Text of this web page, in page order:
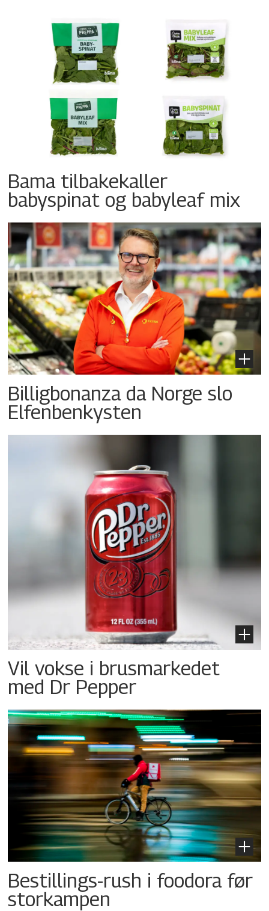
Bama tilbakekaller
babyspinat og babyleaf mix
Billigbonanza da Norge slo
Elfenbenkysten
Vil vokse i brusmarkedet
med Dr Pepper
Bestillings-rush i foodora før
storkampen